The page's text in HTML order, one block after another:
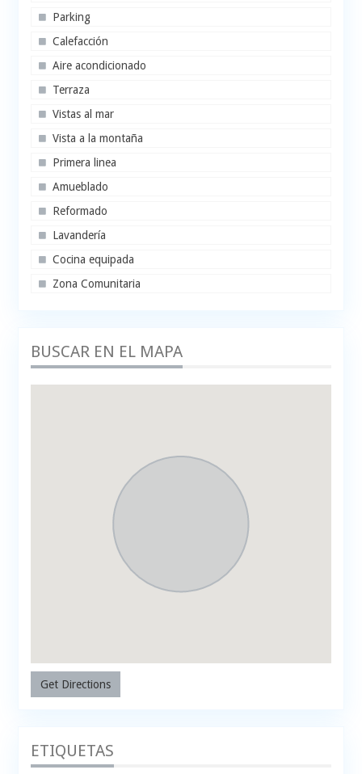
Parking
Calefacción
Aire acondicionado
Terraza
Vistas al mar
Vista a la montaña
Primera linea
Amueblado
Reformado
Lavandería
Cocina equipada
Zona Comunitaria
BUSCAR EN EL MAPA
Get Directions
ETIQUETAS